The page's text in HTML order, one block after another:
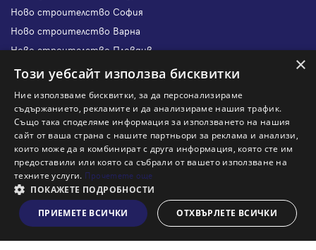
Виж на картата
Ново строителство София
Ново строителство Варна
Ново строителство Пловдив
Ново строителство Бургас
Защо да отдам имот с Адрес?
Наши офиси
Кариери
Кои сме ние?
Франчайз
Блог
Искаш ли да получаваш актуална информация за пазара
на недвижими имоти?
×
Този уебсайт използва бисквитки
Ние използваме бисквитки, за да персонализираме
съдържанието, рекламите и да анализираме нашия трафик.
Също така споделяме информация за използването на нашия
сайт от ваша страна с нашите партньори за реклама и анализи,
които може да я комбинират с друга информация, която сте им
предоставили или която са събрали от вашето използване на
техните услуги. Прочетете още
ПОКАЖЕТЕ ПОДРОБНОСТИ
ПРИЕМЕТЕ ВСИЧКИ
ОТХВЪРЛЕТЕ ВСИЧКИ